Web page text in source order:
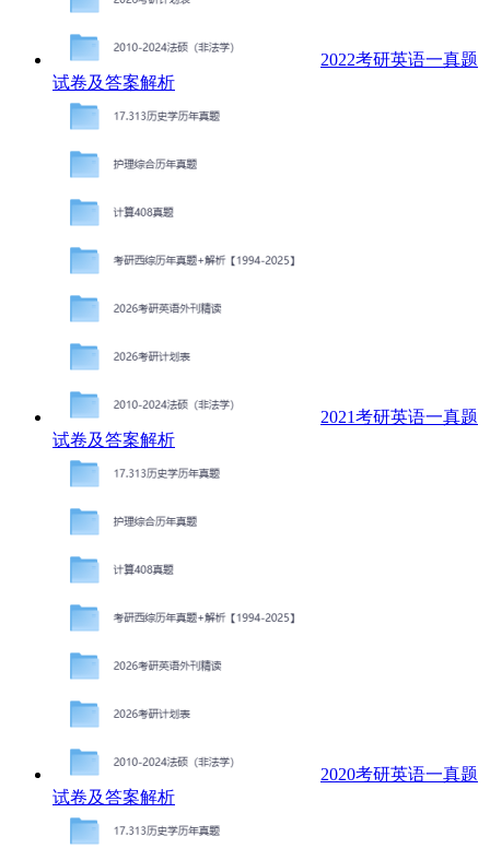
2022考研英语一真题
试卷及答案解析
2021考研英语一真题
试卷及答案解析
2020考研英语一真题
试卷及答案解析